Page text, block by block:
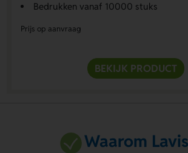
Bedrukken vanaf 10000 stuks
Prijs op aanvraag
BEKIJK PRODUCT
Waarom